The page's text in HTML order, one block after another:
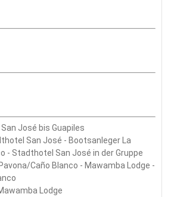
José bis Guapiles
San José - Bootsanleger La
- Stadthotel San José in der Gruppe
Caño Blanco - Mawamba Lodge -
Lodge